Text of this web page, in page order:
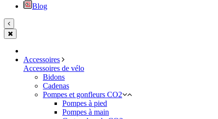
Blog
Accessoires
Accessoires de vélo
Bidons
Cadenas
Pompes et gonfleurs CO2
Pompes à pied
Pompes à main